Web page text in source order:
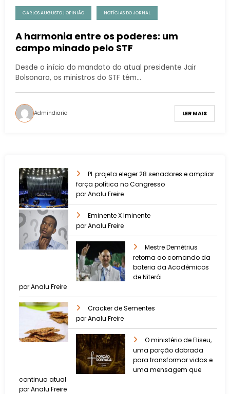
CARLOS AUGUSTO | OPINIÃO NOTÍCIAS DO JORNAL
A harmonia entre os poderes: um
campo minado pelo STF
Desde o início do mandato do atual presidente Jair
Bolsonaro, os ministros do STF têm…
Admindiario LER MAIS
PL projeta eleger 28 senadores e ampliar
força política no Congresso
por Analu Freire
Eminente X Iminente
por Analu Freire
Mestre Demétrius
retorna ao comando da
bateria da Acadêmicos
de Niterói
por Analu Freire
Cracker de Sementes
por Analu Freire
O ministério de Eliseu,
uma porção dobrada
para transformar vidas e
uma mensagem que
continua atual
por Analu Freire